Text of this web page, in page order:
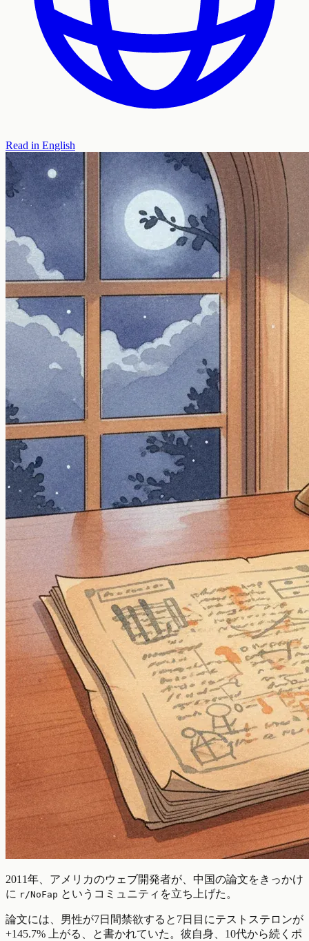
Read in English
2011年、アメリカのウェブ開発者が、中国の論文をきっかけ
に r/NoFap というコミュニティを立ち上げた。
論文には、男性が7日間禁欲すると7日目にテストステロンが
+145.7% 上がる、と書かれていた。彼自身、10代から続くポ